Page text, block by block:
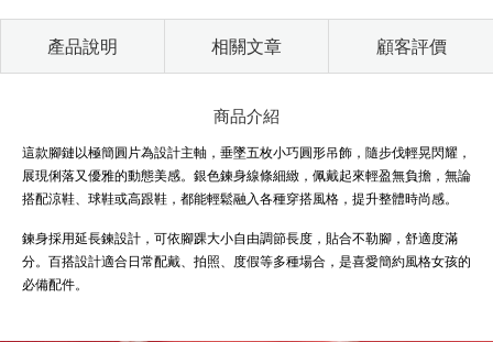
產品說明 相關文章 顧客評價
商品介紹
這款腳鏈以極簡圓片為設計主軸，垂墜五枚小巧圓形吊飾，隨步伐輕晃閃耀，
展現俐落又優雅的動態美感。銀色鍊身線條細緻，佩戴起來輕盈無負擔，無論
搭配涼鞋、球鞋或高跟鞋，都能輕鬆融入各種穿搭風格，提升整體時尚感。
鍊身採用延長鍊設計，可依腳踝大小自由調節長度，貼合不勒腳，舒適度滿
分。百搭設計適合日常配戴、拍照、度假等多種場合，是喜愛簡約風格女孩的
必備配件。